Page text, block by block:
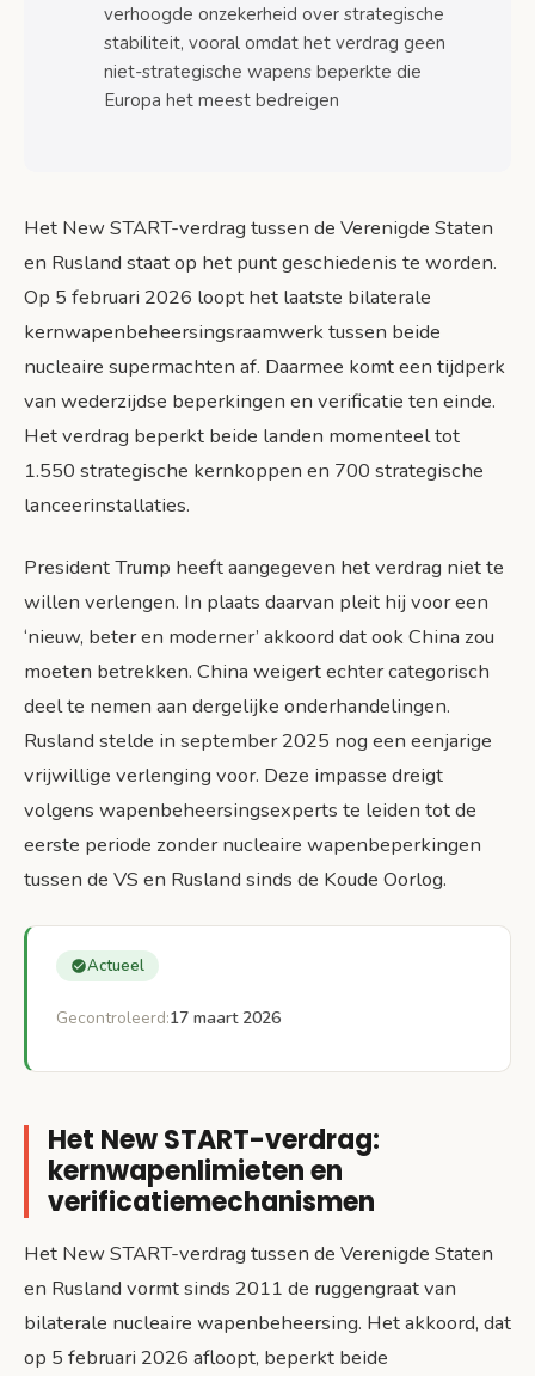
Economische factoren in toekomstige
wapenbeheersing
Veelgestelde vragen over nucleaire
verhoogde onzekerheid over strategische
stabiliteit, vooral omdat het verdrag geen
niet-strategische wapens beperkte die
Europa het meest bedreigen
Het New START-verdrag tussen de Verenigde Staten
en Rusland staat op het punt geschiedenis te worden.
Op 5 februari 2026 loopt het laatste bilaterale
kernwapenbeheersingsraamwerk tussen beide
nucleaire supermachten af. Daarmee komt een tijdperk
van wederzijdse beperkingen en verificatie ten einde.
Het verdrag beperkt beide landen momenteel tot
1.550 strategische kernkoppen en 700 strategische
lanceerinstallaties.
President Trump heeft aangegeven het verdrag niet te
willen verlengen. In plaats daarvan pleit hij voor een
‘nieuw, beter en moderner’ akkoord dat ook China zou
moeten betrekken. China weigert echter categorisch
deel te nemen aan dergelijke onderhandelingen.
Rusland stelde in september 2025 nog een eenjarige
vrijwillige verlenging voor. Deze impasse dreigt
volgens wapenbeheersingsexperts te leiden tot de
eerste periode zonder nucleaire wapenbeperkingen
tussen de VS en Rusland sinds de Koude Oorlog.
Actueel
Gecontroleerd:17 maart 2026
Het New START-verdrag:
kernwapenlimieten en
verificatiemechanismen
Het New START-verdrag tussen de Verenigde Staten
en Rusland vormt sinds 2011 de ruggengraat van
bilaterale nucleaire wapenbeheersing. Het akkoord, dat
op 5 februari 2026 afloopt, beperkt beide